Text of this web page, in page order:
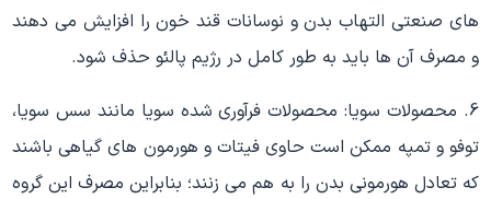
های صنعتی التهاب بدن و نوسانات قند خون را افزایش می دهند
و مصرف آن ها باید به طور کامل در رژیم پالئو حذف شود.
6. محصولات سویا: محصولات فرآوری شده سویا مانند سس سویا،
توفو و تمپه ممکن است حاوی فیتات و هورمون های گیاهی باشند
که تعادل هورمونی بدن را به هم می زنند؛ بنابراین مصرف این گروه